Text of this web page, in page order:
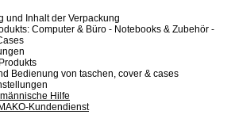
und Inhalt der Verpackung
Computer & Büro - Notebooks & Zubehör -
Bedienung von taschen, cover & cases
Hilfe
MAKO-Kundendienst